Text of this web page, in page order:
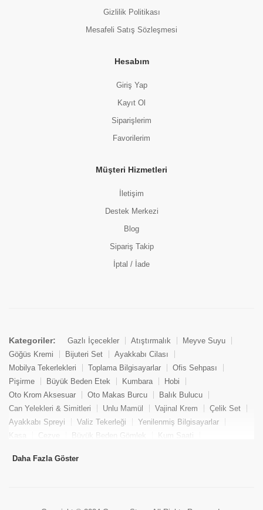
Gizlilik Politikası
Mesafeli Satış Sözleşmesi
Hesabım
Giriş Yap
Kayıt Ol
Siparişlerim
Favorilerim
Müşteri Hizmetleri
İletişim
Destek Merkezi
Blog
Sipariş Takip
İptal / İade
Kategoriler: Gazlı İçecekler Atıştırmalık
Meyve Suyu
Göğüs Kremi
Bijuteri Set
Ayakkabı Cilası
Mobilya Tekerlekleri
Toplama Bilgisayarlar
Ofis Sehpası
Pişirme
Büyük Beden Etek Kumbara
Hobi
Oto Krom Aksesuar
Oto Makas Burcu
Balık Bulucu
Can Yelekleri & Simitleri
Unlu Mamül Vajinal Krem
Çelik Set
Ayakkabı Spreyi
Valiz Tekerleği
Yenilenmiş Bilgisayarlar
Kasa
Cezve Büyük Beden Gömlek
Kum Saati
Tekne Bağlama & Demirleme
Daha Fazla Göster